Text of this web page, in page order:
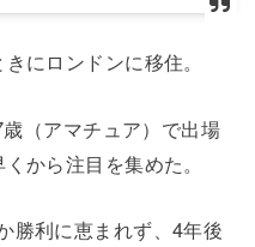
にロンドンに移住。
（アマチュア）で出場
から注目を集めた。
勝利に恵まれず、4年後